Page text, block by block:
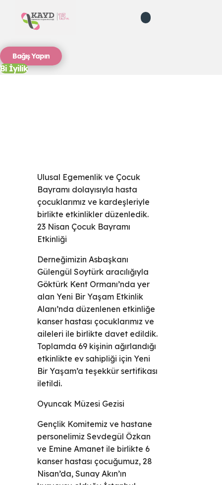
Bağış Yapın
Bi İyilik
Ulusal Egemenlik ve Çocuk
Bayramı dolayısıyla hasta
çocuklarımız ve kardeşleriyle
birlikte etkinlikler düzenledik.
23 Nisan Çocuk Bayramı
Etkinliği
Derneğimizin Asbaşkanı
Gülengül Soytürk aracılığıyla
Göktürk Kent Ormanı’nda yer
alan Yeni Bir Yaşam Etkinlik
Alanı’nda düzenlenen etkinliğe
kanser hastası çocuklarımız ve
aileleri ile birlikte davet edildik.
Toplamda 69 kişinin ağırlandığı
etkinlikte ev sahipliği için Yeni
Bir Yaşam’a teşekkür sertifikası
iletildi.
Oyuncak Müzesi Gezisi
Gençlik Komitemiz ve hastane
personelimiz Sevdegül Özkan
ve Emine Amanet ile birlikte 6
kanser hastası çocuğumuz, 28
Nisan’da, Sunay Akın’ın